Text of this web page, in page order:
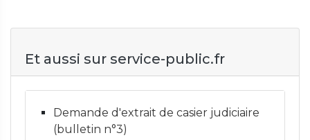
Et aussi sur service-public.fr
Demande d'extrait de casier judiciaire
(bulletin n°3)